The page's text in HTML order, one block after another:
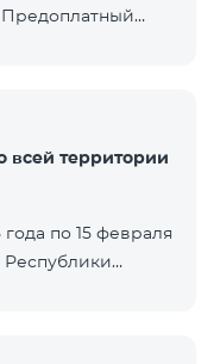
все сети РА, США,
прежних 300
прежних 7 ГБ.
Абонентская
всей территории
по 15 февраля
Республики